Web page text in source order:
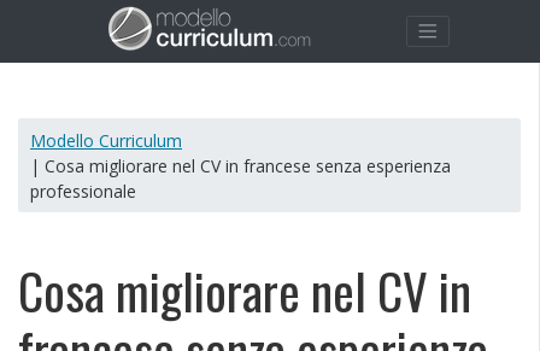
Modello Curriculum
| Cosa migliorare nel CV in francese senza esperienza
professionale
Cosa migliorare nel CV in